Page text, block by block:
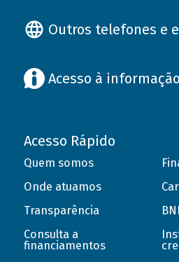
Outros telefones e
Acesso à informação
Acesso Rápido
Quem somos
Onde atuamos
Transparência
Consulta a
financiamentos